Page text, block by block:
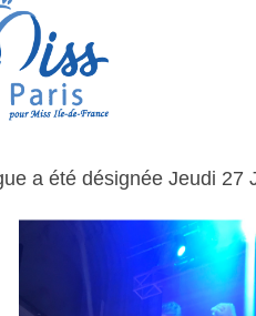
a été désignée Jeudi 27